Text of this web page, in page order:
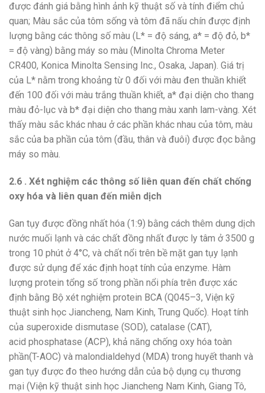
được đánh giá bằng hình ảnh kỹ thuật số và tính điểm chủ
quan; Màu sắc của tôm sống và tôm đã nấu chín được định
lượng bằng các thông số màu (L* = độ sáng, a* = độ đỏ, b*
= độ vàng) bằng máy so màu (Minolta Chroma Meter
CR400, Konica Minolta Sensing Inc., Osaka, Japan). Giá trị
của L* nằm trong khoảng từ 0 đối với màu đen thuần khiết
đến 100 đối với màu trắng thuần khiết, a* đại diện cho thang
màu đỏ-lục và b* đại diện cho thang màu xanh lam-vàng. Xét
thấy màu sắc khác nhau ở các phần khác nhau của tôm, màu
sắc của ba phần của tôm (đầu, thân và đuôi) được đọc bằng
máy so màu.
2.6 . Xét nghiệm các thông số liên quan đến chất chống
oxy hóa và liên quan đến miễn dịch
Gan tụy được đồng nhất hóa (1:9) bằng cách thêm dung dịch
nước muối lạnh và các chất đồng nhất được ly tâm ở 3500 g
trong 10 phút ở 4°C, và chất nổi trên bề mặt gan tụy lạnh
được sử dụng để xác định hoạt tính của enzyme. Hàm
lượng protein tổng số trong phần nổi phía trên được xác
định bằng Bộ xét nghiệm protein BCA (Q045–3, Viện kỹ
thuật sinh học Jiancheng, Nam Kinh, Trung Quốc). Hoạt tính
của superoxide dismutase (SOD), catalase (CAT),
acid phosphatase (ACP), khả năng chống oxy hóa toàn
phần(T-AOC) và malondialdehyd (MDA) trong huyết thanh và
gan tụy được đo theo hướng dẫn của bộ dụng cụ thương
mại (Viện kỹ thuật sinh học Jiancheng Nam Kinh, Giang Tô,